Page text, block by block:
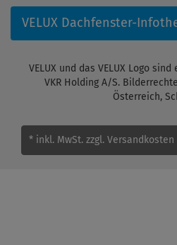
VELUX Dachfenster-
VELUX und das VELUX Logo
VKR Holding A/S.
Österreich,
* inkl. MwSt. zzgl. Versandkosten